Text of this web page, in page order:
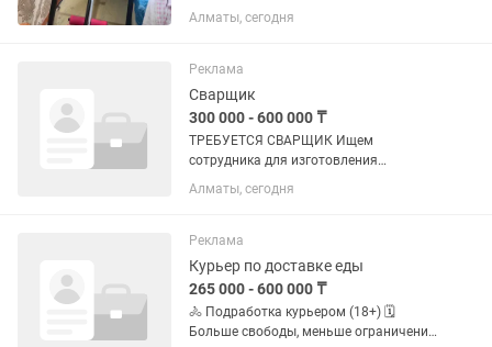
очень хорошее. Все механизмы
работают исправно, стол устойчивый и
подходит для разгрузки
позвоночника,...
Алматы, сегодня
Реклама
Сварщик
300 000 - 600 000 ₸
ТРЕБУЕТСЯ СВАРЩИК Ищем
сотрудника для изготовления
металлоизделий и элементов тюнинга
внедорожников. ✔ График: 5/2 либо
09:00 до 19:00 ✔ Опыт работы не...
Алматы, сегодня
Реклама
Курьер по доставке еды
265 000 - 600 000 ₸
🚴 Подработка курьером (18+) 🗓️
Больше свободы, меньше ограничений